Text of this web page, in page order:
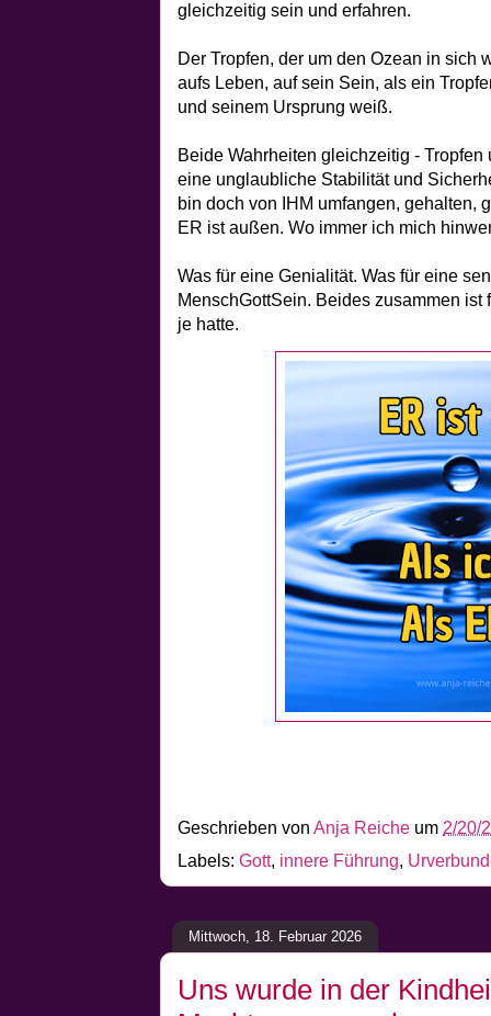
gleichzeitig sein und erfahren.
Der Tropfen, der um den Ozean in sich
aufs Leben, auf sein Sein, als ein
und seinem Ursprung weiß.
Beide Wahrheiten gleichzeitig -
eine unglaubliche Stabilität und
bin doch von IHM umfangen, gehalten,
ER ist außen. Wo immer ich mich
Was für eine Genialität. Was für eine
MenschGottSein. Beides zusammen
je hatte.
Geschrieben von Anja Reiche um 2/20/
Labels: Gott, innere Führung,
Mittwoch, 18. Februar 2026
Uns wurde in der